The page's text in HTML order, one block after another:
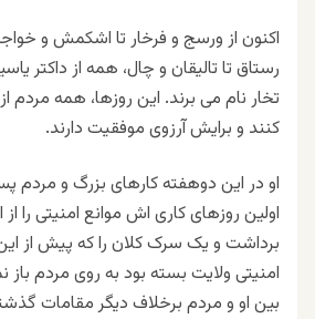
اکنون از ورسج و فرخار تا اشکمش و
رستاق تا تالیقان و چال، همه از داکتر
تخار نام می برند. این روزها، همه مردم
کنند و برایش آرزوی موفقیت دارند.
او در این دوهفته کارهای بزرگ و مردم
اولین روزهای کاری اش موانع امنیتی را
برداشت و یک سرک کلان را که پیش از
امنیتی ولایت بسته بود به روی مردم باز
بین او و مردم برخلاف دیگر مقامات